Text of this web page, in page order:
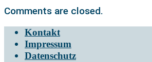
Comments are closed.
Kontakt
Impressum
Datenschutz